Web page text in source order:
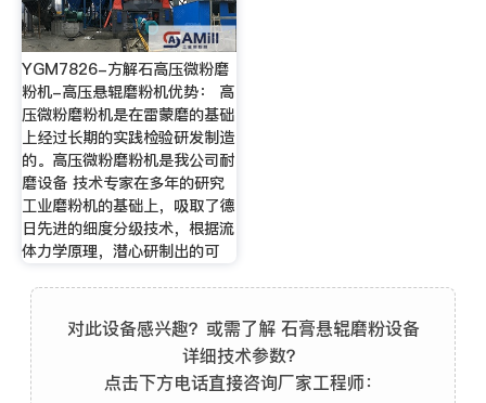
YGM7826-方解石高压微粉磨
粉机-高压悬辊磨粉机优势： 高
压微粉磨粉机是在雷蒙磨的基础
上经过长期的实践检验研发制造
的。高压微粉磨粉机是我公司耐
磨设备 技术专家在多年的研究
工业磨粉机的基础上，吸取了德
日先进的细度分级技术，根据流
体力学原理，潜心研制出的可
对此设备感兴趣？或需了解 石膏悬辊磨粉设备
详细技术参数？
点击下方电话直接咨询厂家工程师：